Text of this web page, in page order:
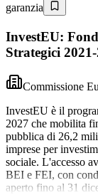
garanzia
InvestEU:
Strategici
Commissione
InvestEU è il
2027 che mobilita
pubblica di 26,2
imprese per
sociale. L'accesso
BEI e FEI, con
aperto fino al 31